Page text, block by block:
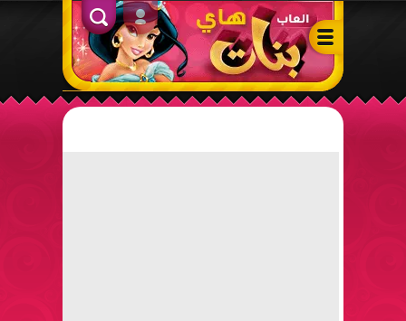
ألعاب بنات هاي – أفضل ألعاب تلبيس، مكياج، طبخ وأنشطة ممتعة
الدخول